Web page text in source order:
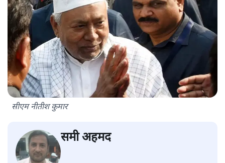
सीएम नीतीश कुमार
समी अहमद